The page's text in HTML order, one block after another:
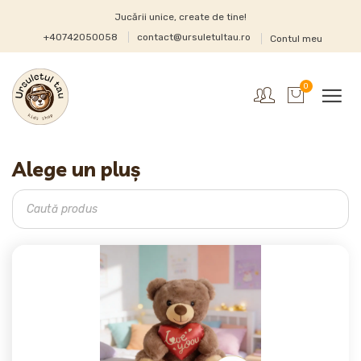
Jucării unice, create de tine!
+40742050058
contact@ursuletultau.ro Contul meu
0
Alege un pluș